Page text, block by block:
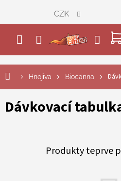
obsah
CZK
Hnojiva Biocanna
Dávkovací
Produkty teprve